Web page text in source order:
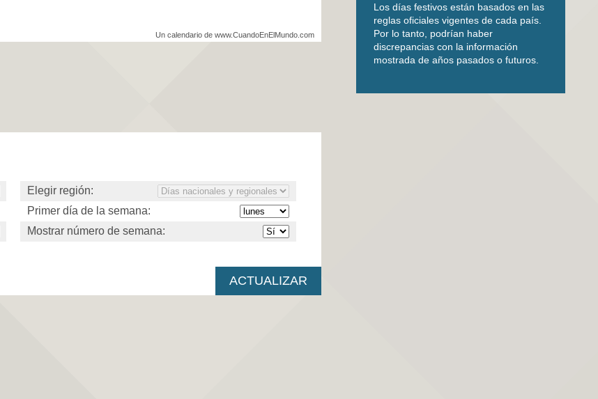
Un calendario de www.CuandoEnElMundo.com
Elegir región:
Primer día de la semana:
Mostrar número de semana:
Los días festivos están basados en las
reglas oficiales vigentes de cada país.
Por lo tanto, podrían haber
discrepancias con la información
mostrada de años pasados o futuros.